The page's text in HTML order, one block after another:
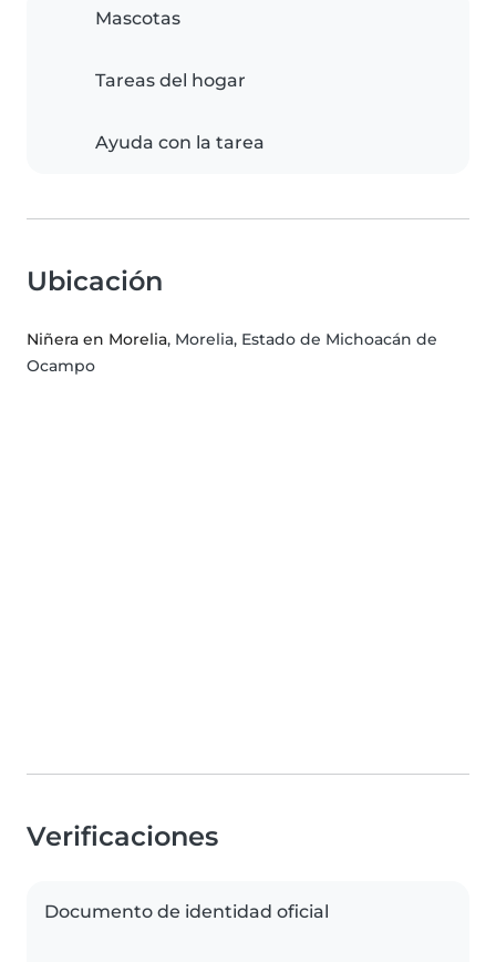
Mascotas
Tareas del hogar
Ayuda con la tarea
Ubicación
Niñera en Morelia, Morelia, Estado de Michoacán de
Ocampo
Verificaciones
Documento de identidad oficial